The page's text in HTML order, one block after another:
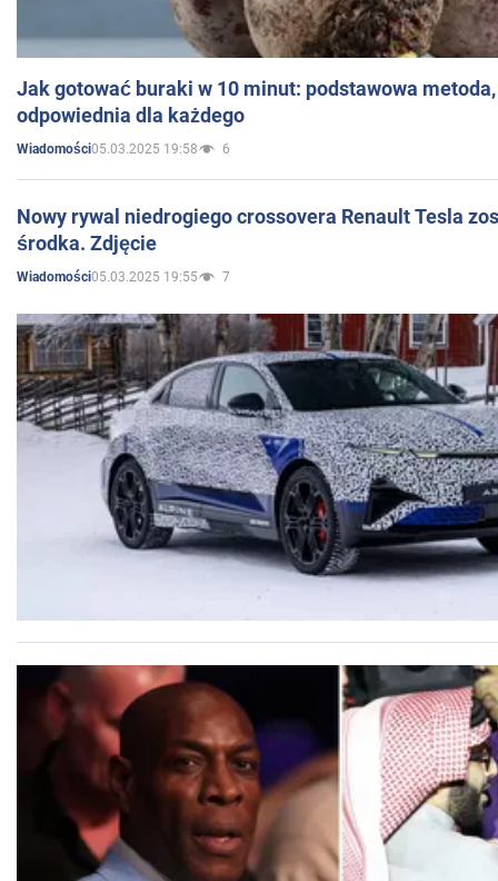
Jak gotować buraki w 10 minut: podstawowa
odpowiednia dla każdego
Wiadomości05.03.2025 19:58 6
Nowy rywal niedrogiego crossovera Renault Tesla
środka. Zdjęcie
Wiadomości05.03.2025 19:55 7